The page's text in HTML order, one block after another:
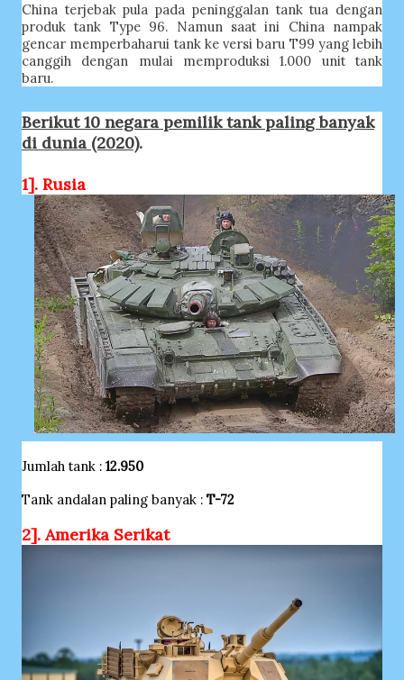
China terjebak pula pada peninggalan tank tua dengan
produk tank Type 96. Namun saat ini China nampak
gencar memperbaharui tank ke versi baru T99 yang lebih
canggih dengan mulai memproduksi 1.000 unit tank
baru.
Berikut 10 negara pemilik tank paling banyak
di dunia (2020).
1]. Rusia
Jumlah tank : 12.950
Tank andalan paling banyak : T-72
2]. Amerika Serikat